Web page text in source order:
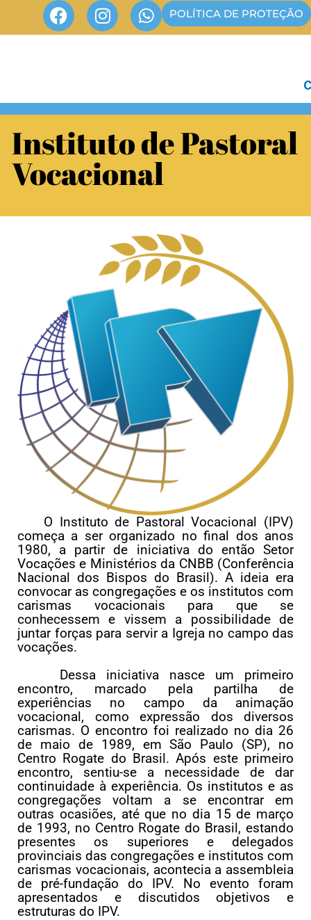
POLÍTICA DE PROTEÇÃO
Instituto de Pastoral
Vocacional
O Instituto de Pastoral Vocacional (IPV)
começa a ser organizado no final dos anos
1980, a partir de iniciativa do então Setor
Vocações e Ministérios da CNBB (Conferência
Nacional dos Bispos do Brasil). A ideia era
convocar as congregações e os institutos com
carismas vocacionais para que se
conhecessem e vissem a possibilidade de
juntar forças para servir a Igreja no campo das
vocações.
Dessa iniciativa nasce um primeiro
encontro, marcado pela partilha de
experiências no campo da animação
vocacional, como expressão dos diversos
carismas. O encontro foi realizado no dia 26
de maio de 1989, em São Paulo (SP), no
Centro Rogate do Brasil. Após este primeiro
encontro, sentiu-se a necessidade de dar
continuidade à experiência. Os institutos e as
congregações voltam a se encontrar em
outras ocasiões, até que no dia 15 de março
de 1993, no Centro Rogate do Brasil, estando
presentes os superiores e delegados
provinciais das congregações e institutos com
carismas vocacionais, acontecia a assembleia
de pré-fundação do IPV. No evento foram
apresentados e discutidos objetivos e
estruturas do IPV.